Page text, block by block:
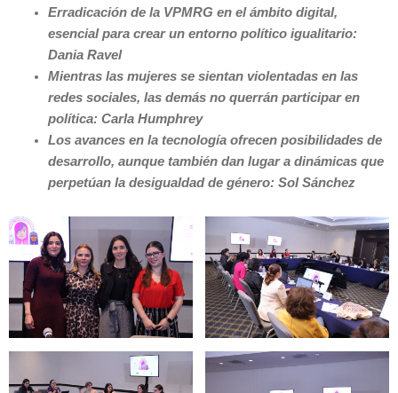
Erradicación de la VPMRG en el ámbito digital,
esencial para crear un entorno político igualitario:
Dania Ravel
Mientras las mujeres se sientan violentadas en las
redes sociales, las demás no querrán participar en
política: Carla Humphrey
Los avances en la tecnología ofrecen posibilidades de
desarrollo, aunque también dan lugar a dinámicas que
perpetúan la desigualdad de género: Sol Sánchez